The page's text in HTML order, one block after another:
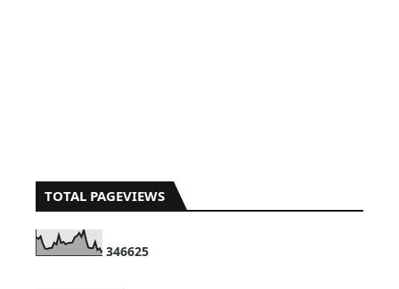
TOTAL PAGEVIEWS
346625